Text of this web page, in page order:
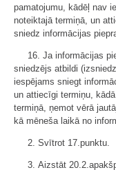
pamatojumu, kādēļ nav
noteiktajā termiņā, un
sniedz informācijas
16. Ja informācijas
sniedzējs atbildi
iespējams sniegt
un attiecīgi termiņu,
termiņā, ņemot vērā
kā mēneša laikā no
2. Svītrot 17.punktu.
3. Aizstāt